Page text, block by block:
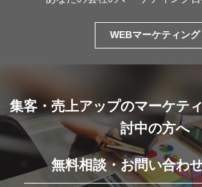
WEBマーケティング
集客・売上アップのマーケテ
討中の方へ
無料相談・お問い合わ